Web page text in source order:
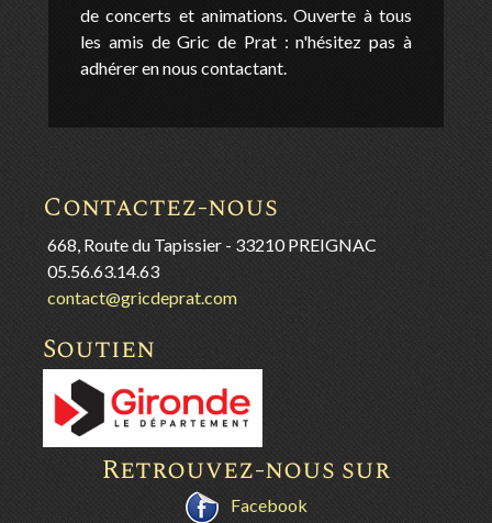
de concerts et animations. Ouverte à tous
les amis de Gric de Prat : n'hésitez pas à
adhérer en nous contactant.
Contactez-nous
668, Route du Tapissier - 33210 PREIGNAC
05.56.63.14.63
contact@gricdeprat.com
Soutien
Retrouvez-nous sur
Facebook